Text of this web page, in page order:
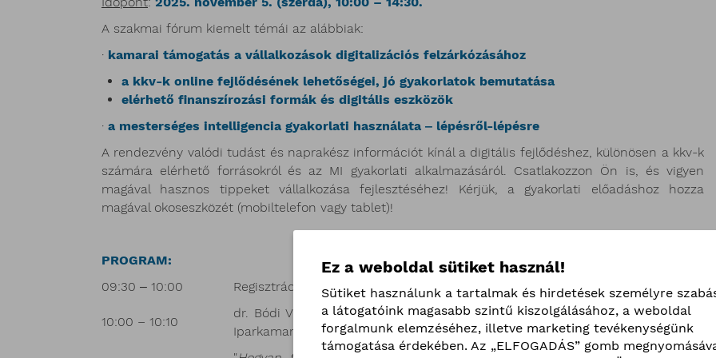
A szakmai fórum kiemelt témái az alábbiak:
· kamarai támogatás a vállalkozások digitalizációs felzárkózásához
a kkv-k online fejlődésének lehetőségei, jó gyakorlatok bemutatása
elérhető finanszírozási formák és digitális eszközök
· a mesterséges intelligencia gyakorlati használata ‒ lépésről-lépésre
A rendezvény valódi tudást és naprakész információt kínál a digitális fejlődéshez, különösen a kkv-k
számára elérhető forrásokról és az MI gyakorlati alkalmazásáról. Csatlakozzon Ön is, és vigyen
magával hasznos tippeket vállalkozása fejlesztéséhez! Kérjük, a gyakorlati előadáshoz hozza
magával okoseszközét (mobiltelefon vagy tablet)!
PROGRAM:
09:30 ‒ 10:00
Regisztráció, üdvözlő kávészünet
10:00 – 10:10
dr. Bódi Viktória, a Budapesti Kereskedelmi és
Iparkamara főtitkárának köszöntője
Ez a weboldal sütiket használ!
Sütiket használunk a tartalmak és hirdetések személyre
a látogatóink magasabb szintű kiszolgálásához, a weboldal
forgalmunk elemzéséhez, illetve marketing tevékenységünk
támogatása érdekében. Az „ELFOGADÁS” gomb